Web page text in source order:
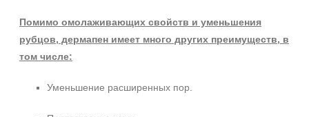
Помимо омолаживающих свойств и уменьшения
рубцов, дермапен имеет много других преимуществ, в
том числе:
Уменьшение расширенных пор.